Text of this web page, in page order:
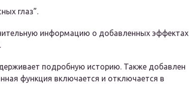
глаз”.
информацию о добавленных эффектах
подробную историю. Также добавлен
функция включается и отключается в